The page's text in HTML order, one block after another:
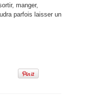
manger,
parfois laisser un